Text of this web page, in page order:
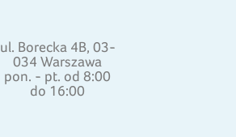
ul. Borecka 4B, 03-
034 Warszawa
pon. - pt. od 8:00
do 16:00